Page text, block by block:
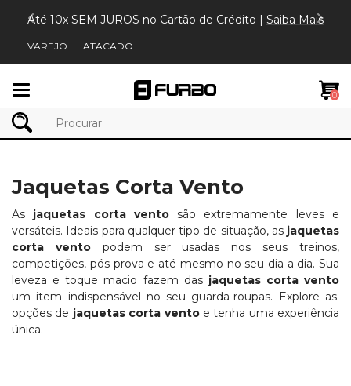
Até 10x SEM JUROS no Cartão de Crédito | Saiba Mais
VAREJO ATACADO
0
Jaquetas Corta Vento
As jaquetas corta ventosão extremamente leves e
versáteis. Ideais para qualquer tipo de situação, as jaquetas
corta ventopodem ser usadas nos seus treinos,
competições, pós-prova e até mesmo no seu dia a dia. Sua
leveza e toque macio fazem das jaquetas corta vento
um item indispensável no seu guarda-roupas. Explore as
opções de jaquetas corta ventoe tenha uma experiência
única.